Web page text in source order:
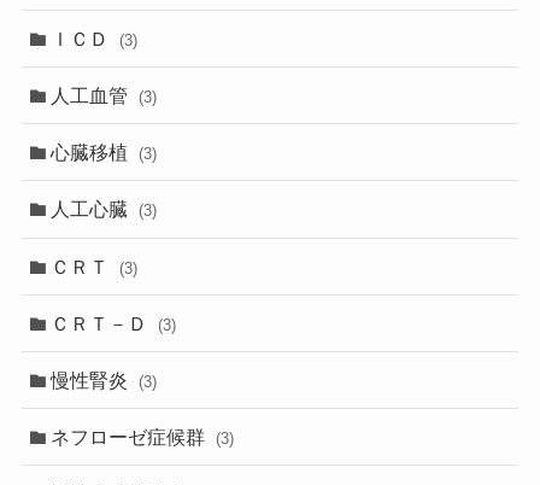
ＩＣＤ (3)
人工血管 (3)
心臓移植 (3)
人工心臓 (3)
ＣＲＴ (3)
ＣＲＴ－Ｄ (3)
慢性腎炎 (3)
ネフローゼ症候群 (3)